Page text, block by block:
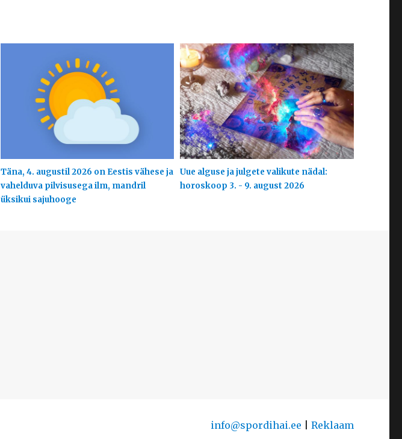
Täna, 4. augustil 2026 on Eestis vähese ja
vahelduva pilvisusega ilm, mandril
üksikui sajuhooge
Uue alguse ja julgete valikute nädal:
horoskoop 3. - 9. august 2026
info@spordihai.ee Reklaam